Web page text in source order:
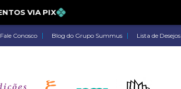
VIA PIX
Fale Conosco Blog do Grupo Summus Lista de Desejos